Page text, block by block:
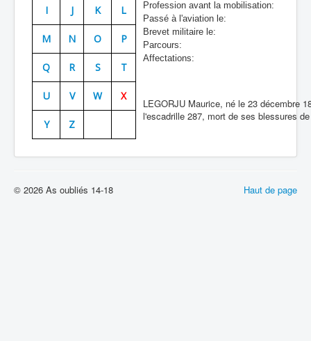
Personnels
Doctrines
Batailles
Les As
Cahiers des As
I J K L
M N O P
Q R S T
U V W X
Y Z
Profession avant la mobilisation:
Passé à l'aviation le:
Brevet militaire le:
Parcours:
Affectations:
LEGORJU Maurice, né le 23 décembre
l'escadrille 287, mort de ses blessures
Haut de page
© 2026 As oubliés 14-18